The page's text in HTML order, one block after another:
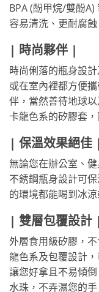
BPA (酚甲烷/雙酚A)
容易清洗、更耐腐
| 時尚夥伴 |
時尚俐落的瓶身設
或在室內裡都方便
伴，當然善待地球
卡龍色系的矽膠套
| 保溫效果絕佳 |
無論您在辦公室、
不銹鋼瓶身設計可
的環境都能喝到冰
| 雙層包覆設計 |
外層食用級矽膠，
龍色系及包覆設計
讓您好拿且不易傾
水珠，不弄濕您的